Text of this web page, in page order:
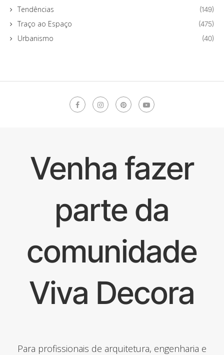
Tendências (149)
Traço ao Espaço (475)
Urbanismo (40)
Venha fazer
parte da
comunidade
Viva Decora
Para profissionais de arquitetura, engenharia e